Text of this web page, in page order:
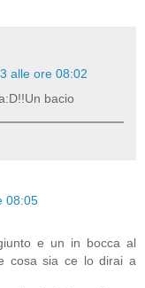
alle ore 08:02
bacio
08:05
e un in bocca al
cosa sia ce lo dirai a